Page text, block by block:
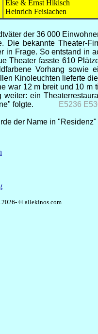
Else & Ernst Hikisch
Heinrich Feislachen
der 36 000
Die bekannte Theater-
in Frage. So entstand in
Theater fasste 610
Vorhang sowie
Kinoleuchten lieferte
war 12 m breit und 10
weiter: ein
folgte.
E5236
der Name in
© allekinos.com